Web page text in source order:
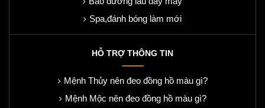
Spa,đánh bóng làm mới
HỖ TRỢ THÔNG TIN
Mệnh Thủy nên đeo đồng hồ màu gì?
Mệnh Mộc nên đeo đồng hồ màu gì?